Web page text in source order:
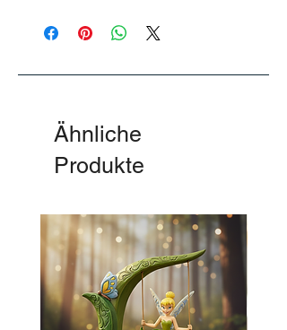
„Cinderella“ wird ab Mitte März 2025
Ähnliche
Produkte